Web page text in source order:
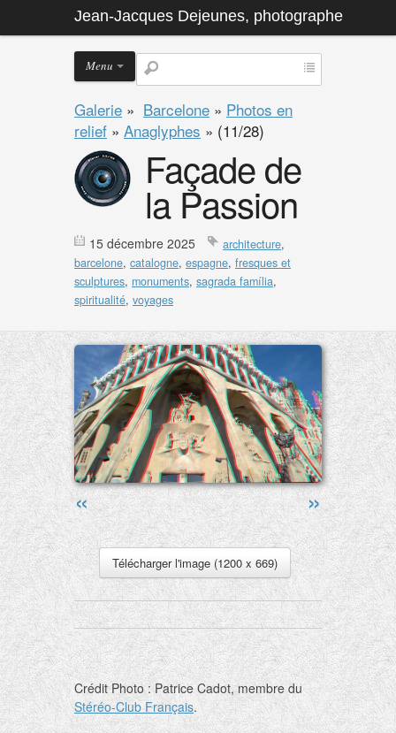
Jean-Jacques Dejeunes, photographe
Menu
Galerie » Barcelone » Photos en
relief » Anaglyphes » (11/28)
Façade de
la Passion
15 décembre 2025 architecture,
barcelone, catalogne, espagne, fresques et
sculptures, monuments, sagrada família,
spiritualité, voyages
»
«
Télécharger l'image (1200 x 669)
Crédit Photo : Patrice Cadot, membre du
Stéréo-Club Français.